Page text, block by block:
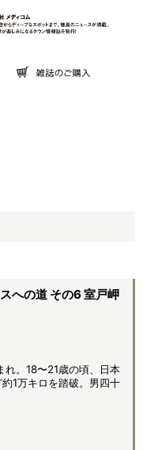
への道 その6 室戸岬
れ。18〜21歳の頃、日本
1万キロを踏破。男四十